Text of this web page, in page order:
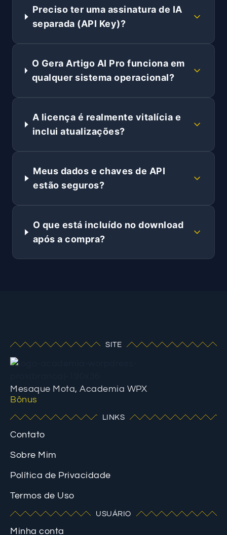
Preciso ter uma assinatura de IA
separada (API Key)?
O Gera Artigo AI Pro funciona em
qualquer sistema operacional?
A licença é realmente vitalícia e
inclui atualizações?
Meus dados e chaves de API
estão seguros?
O que está incluído no download
após a compra?
SITE
Mesaque Mota, Academia WPX
Bônus
LINKS
Contato
Sobre Mim
Política de Privacidade
Termos de Uso
USUÁRIO
Minha conta